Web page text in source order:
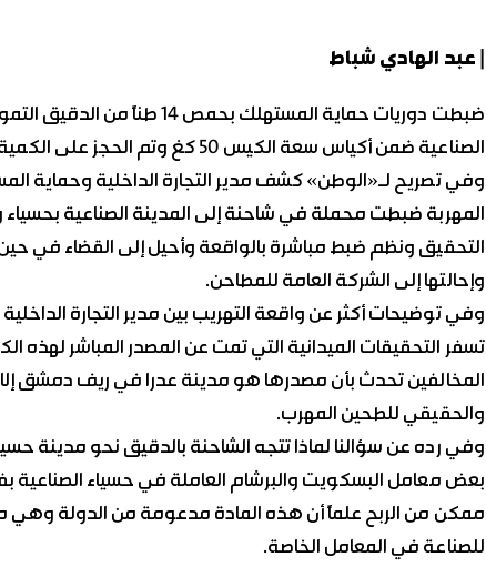
| عبد الهادي شباط
ضبطت دوريات حماية المستهلك
الصناعية ضمن أكياس سعة الكيس 50 كغ وتم الحجز على الكمية ومصادرتها.
وفي تصريح لـ«الوطن» كشف مدير التجارة الداخلية وحماية
المهربة ضبطت محملة في شاحنة إلى المدينة الصناعية
وإحالتها إلى الشركة العامة للمطاحن.
وفي توضيحات أكثر عن واقعة التهريب بين مدير التجارة
تسفر التحقيقات الميدانية التي تمت عن المصدر المباشر
المخالفين تحدث بأن مصدرها هو مدينة عدرا في ريف دمشق إلا
والحقيقي للطحين المهرب.
وفي رده عن سؤالنا لماذا تتجه الشاحنة بالدقيق نحو مدينة
بعض معامل البسكويت والبرشام العاملة في حسياء الصناعية
ممكن من الربح علماً أن هذه المادة مدعومة من الدولة وهي
للصناعة في المعامل الخاصة.